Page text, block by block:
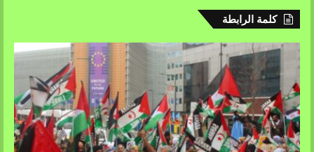
كلمة الرابطة